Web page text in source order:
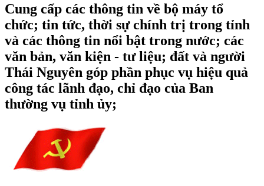
Cung cấp các thông tin về bộ máy tổ
chức; tin tức, thời sự chính trị trong tỉnh
và các thông tin nổi bật trong nước; các
văn bản, văn kiện - tư liệu; đất và người
Thái Nguyên góp phần phục vụ hiệu quả
công tác lãnh đạo, chỉ đạo của Ban
thường vụ tỉnh ủy;